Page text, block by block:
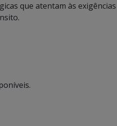
que atentam às exigências